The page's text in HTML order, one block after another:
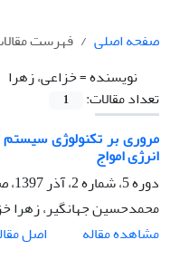
صفحه اصلی
فهرست
نویسنده =خزاعی، زهرا
تعداد مقالات:
1
مروری بر تکنولوژی
انرژی امواج
دوره 5، شماره 2، آذر 1397، صفحه
محمدحسین جهانگیر، زهرا
مشاهده مقاله
اصل